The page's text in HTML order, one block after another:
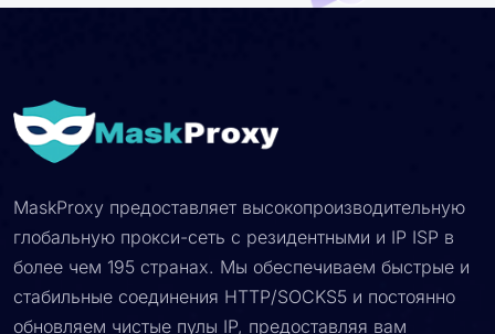
MaskProxy предоставляет высокопроизводительную
глобальную прокси-сеть с резидентными и IP ISP в
более чем 195 странах. Мы обеспечиваем быстрые и
стабильные соединения HTTP/SOCKS5 и постоянно
обновляем чистые пулы IP, предоставляя вам